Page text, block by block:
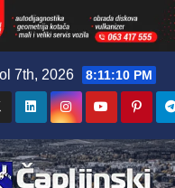
7th, 2026 8:11:11 PM